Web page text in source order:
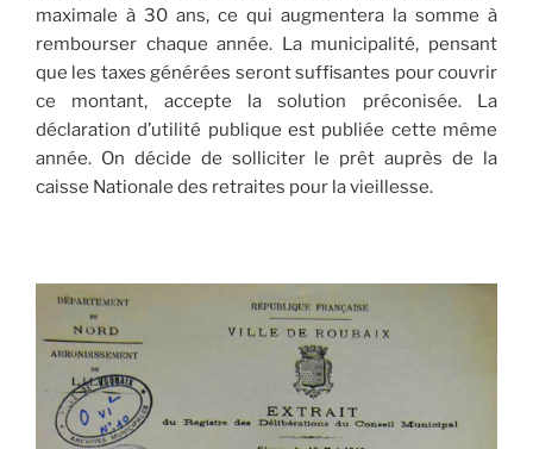
maximale à 30 ans, ce qui augmentera la somme à
rembourser chaque année. La municipalité, pensant
que les taxes générées seront suffisantes pour couvrir
ce montant, accepte la solution préconisée. La
déclaration d’utilité publique est publiée cette même
année. On décide de solliciter le prêt auprès de la
caisse Nationale des retraites pour la vieillesse.